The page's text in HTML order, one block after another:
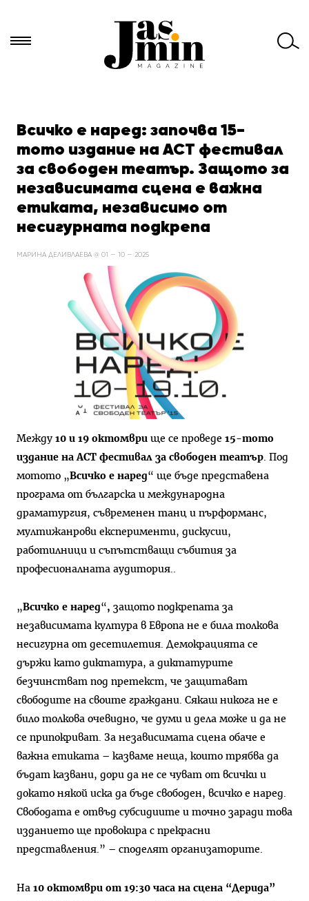
за:Всичко е наред: започва 15-
тото издание на ACT фестивал
за свободен театър. Защото за
независимата сцена е важна
етиката, независимо от
несигурната подкрепа
МАРИНА ДЕЛИВЛАЕВА @ 01 — 10 — 2025
Между 10 и 19 октомври ще се проведе 15-тото
издание на ACT фестивал за свободен театър . Под
мотото „Всичко е наред“ ще бъде представена
програма от българска и международна
драматургия, съвременен танц и пърформанс,
мултижанрови експерименти, дискусии,
работилници и съпътстващи събития за
професионалната аудитория..
„Всичко е наред“, защото подкрепата за
независимата култура в Европа не е била толкова
несигурна от десетилетия. Демокрацията се
държи като диктатура, а диктатурите
безчинстват под претекст, че защитават
свободите на своите граждани. Сякаш никога не е
било толкова очевидно, че думи и дела може и да не
се припокриват. За независимата сцена обаче е
важна етиката – казваме неща, които трябва да
бъдат казвани, дори да не се чуват от всички и
докато някой иска да бъде свободен, всичко е наред.
Свободата е отвъд субсидиите и точно заради това
изданието ще провокира с прекрасни
представления.” – споделят организаторите.
На 10 октомври от 19:30 часа на сцена “Дерида”